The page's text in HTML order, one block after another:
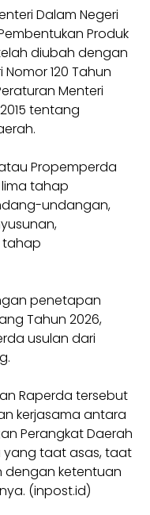
Dalam Negeri
Produk
diubah dengan
120 Tahun
Menteri
tentang
Propemperda
tahap
undangan,
penetapan
Tahun 2026,
usulan dari
Raperda tersebut
kerjasama antara
Perangkat Daerah
yang taat asas, taat
ketentuan
(inpost.id)